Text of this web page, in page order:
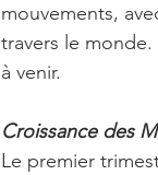
mouvements,
travers le
à venir.
Croissance des
Le premier